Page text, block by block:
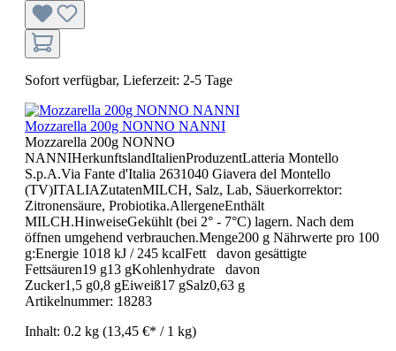
Sofort verfügbar, Lieferzeit: 2-5 Tage
Mozzarella 200g NONNO NANNI
Mozzarella 200g NONNO
NANNIHerkunftslandItalienProduzentLatteria Montello
S.p.A.Via Fante d'Italia 2631040 Giavera del Montello
(TV)ITALIAZutatenMILCH, Salz, Lab, Säuerkorrektor:
Zitronensäure, Probiotika.AllergeneEnthält
MILCH.HinweiseGekühlt (bei 2° - 7°C) lagern. Nach dem
öffnen umgehend verbrauchen.Menge200 g Nährwerte pro 100
g:Energie 1018 kJ / 245 kcalFett davon gesättigte
Fettsäuren19 g13 gKohlenhydrate davon
Zucker1,5 g0,8 gEiweiß17 gSalz0,63 g
Artikelnummer: 18283
Inhalt: 0.2 kg (13,45 €* / 1 kg)